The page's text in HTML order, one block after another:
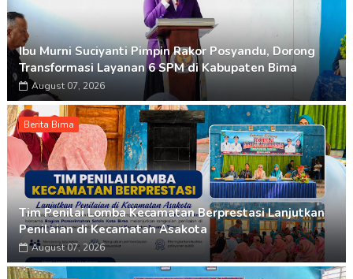
Ibu Murni Suciyanti Pimpin Rakor Posyandu, Dorong
Transformasi Layanan 6 SPM di Kabupaten Bima
August 07, 2026
Berita Bima
Tim Penilai Lomba Kecamatan Berprestasi Lanjutkan
Penilaian di Kecamatan Asakota
August 07, 2026